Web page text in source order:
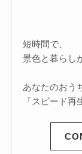
短時間で、
景色と暮らし
あなたのおう
「スピード再